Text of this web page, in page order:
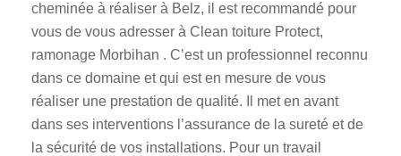
cheminée à réaliser à Belz, il est recommandé pour
vous de vous adresser à Clean toiture Protect,
ramonage Morbihan . C’est un professionnel reconnu
dans ce domaine et qui est en mesure de vous
réaliser une prestation de qualité. Il met en avant
dans ses interventions l’assurance de la sureté et de
la sécurité de vos installations. Pour un travail